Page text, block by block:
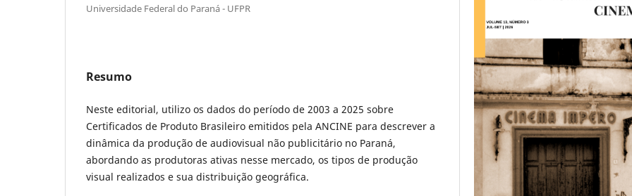
Universidade Federal do Paraná - UFPR
Resumo
Neste editorial, utilizo os dados do período de 2003 a 2025 sobre
Certificados de Produto Brasileiro emitidos pela ANCINE para descrever a
dinâmica da produção de audiovisual não publicitário no Paraná,
abordando as produtoras ativas nesse mercado, os tipos de produção
visual realizados e sua distribuição geográfica.